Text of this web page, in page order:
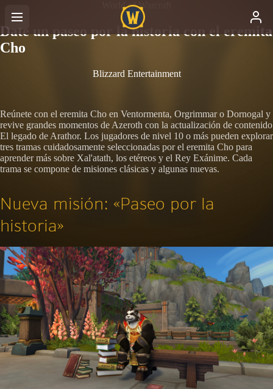
World of Warcraft
Date un paseo por la historia con el eremita
Cho
Blizzard Entertainment
Reúnete con el eremita Cho en Ventormenta, Orgrimmar o Dornogal y
revive grandes momentos de Azeroth con la actualización de contenido
El legado de Arathor. Los jugadores de nivel 10 o más pueden explorar
tres tramas cuidadosamente seleccionadas por el eremita Cho para
aprender más sobre Xal'atath, los etéreos y el Rey Exánime. Cada
trama se compone de misiones clásicas y algunas nuevas.
Nueva misión: «Paseo por la
historia»